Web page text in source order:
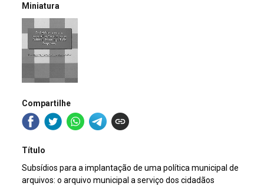
Miniatura
Compartilhe
Título
Subsídios para a implantação de uma política municipal de
arquivos: o arquivo municipal a serviço dos cidadãos